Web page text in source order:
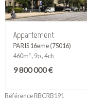
Appartement
PARIS 16eme (75016)
460m² , 9p , 4ch
9 800 000 €
Référence RBCRB191